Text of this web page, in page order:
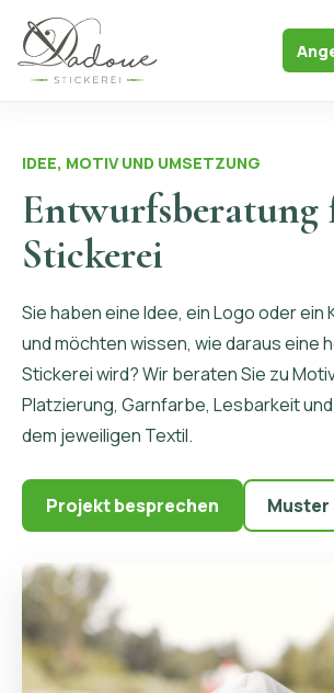
content
IDEE, MOTIV UND UMSETZUNG
Entwurfsberatung
Stickerei
Sie haben eine Idee, ein Logo oder ein
und möchten wissen, wie daraus eine
Stickerei wird? Wir beraten Sie zu
Platzierung, Garnfarbe, Lesbarkeit
dem jeweiligen Textil.
Projekt besprechen Muster